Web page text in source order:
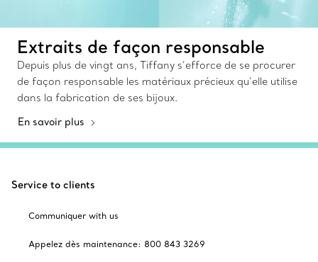
Extraits de façon responsable
Depuis plus de vingt ans, Tiffany s’efforce de se procurer
de façon responsable les matériaux précieux qu’elle utilise
dans la fabrication de ses bijoux.
En savoir plus
Service to clients
Communiquer with us
Appelez dès maintenance: 800 843 3269